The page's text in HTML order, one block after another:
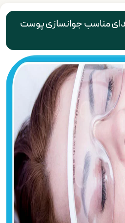
مناسب جوانسازی پوست